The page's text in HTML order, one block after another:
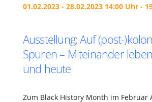
01.02.2023 - 28.02.2023 14:00 Uhr -
Ausstellung: Auf (post-
Spuren – Miteinander
und heute
Zum Black History Month im Februar